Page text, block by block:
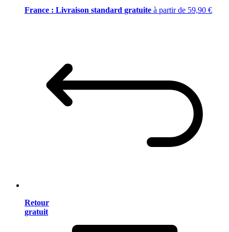
France : Livraison standard gratuite à partir de 59,90 €
Retour
gratuit